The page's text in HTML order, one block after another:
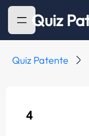
Quiz
Quiz Patente